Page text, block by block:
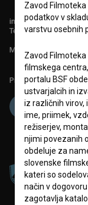
info@filmoteka.si
Tehnična pomoč:
Mednarodna številka
Projekt sofinancira:
Zavod
podatkov v
varstvu osebnih
Zavod
filmskega
portalu BSF
ustvarjalcih in
iz različnih virov,
ime, priimek,
režiserjev,
njimi povezanih
obdeluje za
slovenske
kateri so
način v
zagotavlja